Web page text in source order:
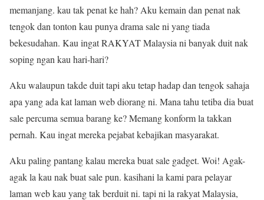
memanjang. kau tak penat ke hah? Aku kemain dan penat nak
tengok dan tonton kau punya drama sale ni yang tiada
bekesudahan. Kau ingat RAKYAT Malaysia ni banyak duit nak
soping ngan kau hari-hari?
Aku walaupun takde duit tapi aku tetap hadap dan tengok sahaja
apa yang ada kat laman web diorang ni. Mana tahu tetiba dia buat
sale percuma semua barang ke? Memang konform la takkan
pernah. Kau ingat mereka pejabat kebajikan masyarakat.
Aku paling pantang kalau mereka buat sale gadget. Woi! Agak-
agak la kau nak buat sale pun. kasihani la kami para pelayar
laman web kau yang tak berduit ni. tapi ni la rakyat Malaysia,